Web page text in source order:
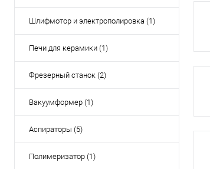
Шлифмотор и электрополировка (1)
Печи для керамики (1)
Фрезерный станок (2)
Вакуумформер (1)
Аспираторы (5)
Полимеризатор (1)